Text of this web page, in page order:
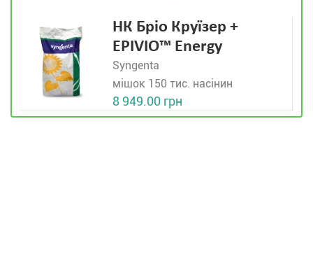
НК Бріо Круїзер +
EPIVIO™ Energy
Syngenta
мішок 150 тис. насінин
8 949.00 грн